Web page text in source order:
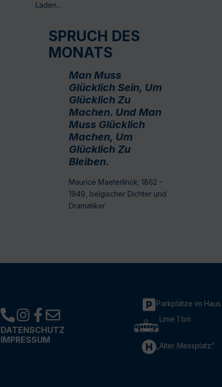
Laden...
SPRUCH DES
MONATS
Man Muss
Glücklich Sein, Um
Glücklich Zu
Machen. Und Man
Muss Glücklich
Machen, Um
Glücklich Zu
Bleiben.
Maurice Maeterlinck; 1862 –
1949, belgischer Dichter und
Dramatiker
DATENSCHUTZ
IMPRESSUM
Parkplätze im Haus
Linie 1 bis
„Alter Messplatz“